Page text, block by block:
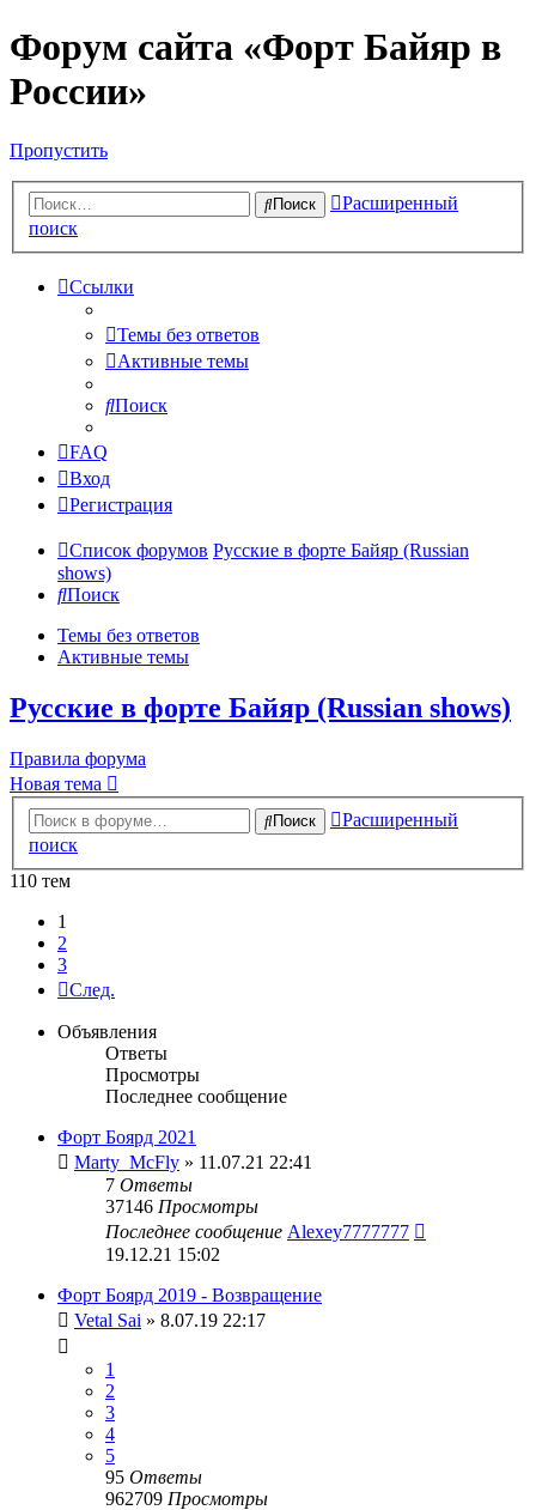
Форум сайта «Форт Байяр в
России»
Пропустить
Поиск
Расширенный
поиск
Ссылки
Темы без ответов
Активные темы
Поиск
FAQ
Вход
Регистрация
Список форумов Русские в форте Байяр (Russian
shows)
Поиск
Темы без ответов
Активные темы
Русские в форте Байяр (Russian shows)
Правила форума
Новая тема
Поиск
Расширенный
поиск
110 тем
1
2
3
След.
Объявления
Ответы
Просмотры
Последнее сообщение
Форт Боярд 2021
Marty_McFly » 11.07.21 22:41
7 Ответы
37146 Просмотры
Последнее сообщение Alexey7777777
19.12.21 15:02
Форт Боярд 2019 - Возвращение
Vetal Sai » 8.07.19 22:17
1
2
3
4
5
95 Ответы
962709 Просмотры